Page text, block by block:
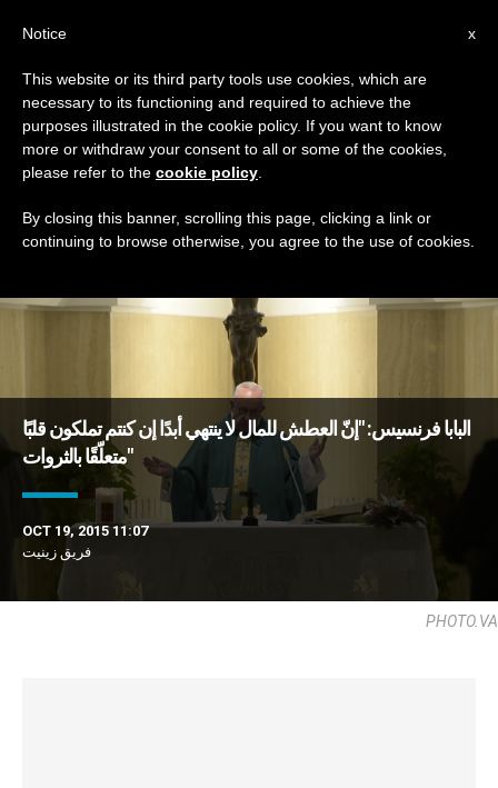
TAG
Posts Tagged ‘تعلّق’
DERNIÈRES NOUVELLES
البابا فرنسيس: "إنّ العطش للمال لا ينتهي أبدًا إن كنتم تملكون قلبًا
متعلّقًا بالثروات"
OCT 19, 2015 11:07
فريق زينيت
PHOTO.VA
x
Notice
This website or its third party tools use cookies, which are
necessary to its functioning and required to achieve the
purposes illustrated in the cookie policy. If you want to know
more or withdraw your consent to all or some of the cookies,
please refer to the cookie policy
By closing this banner, scrolling this page, clicking a link or
continuing to browse otherwise, you agree to the use of cookies.